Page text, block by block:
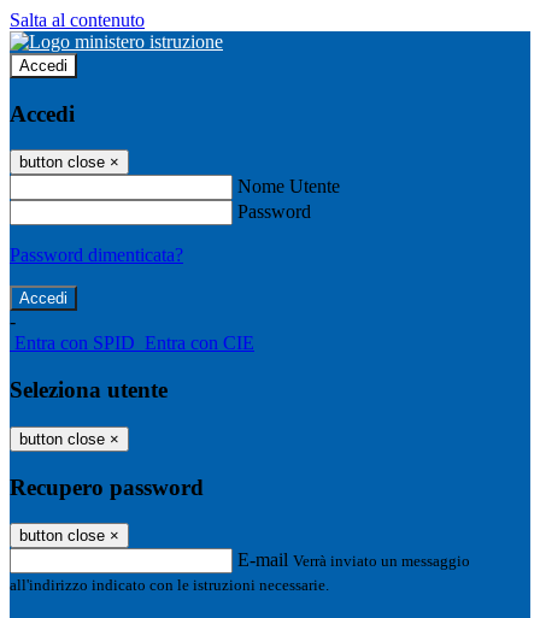
Salta al contenuto
Accedi
Accedi
button close ×
Nome Utente
Password
Password dimenticata?
-
Entra con SPID Entra con CIE
Seleziona utente
button close ×
Recupero password
button close ×
E-mail Verrà inviato un messaggio
all'indirizzo indicato con le istruzioni necessarie.